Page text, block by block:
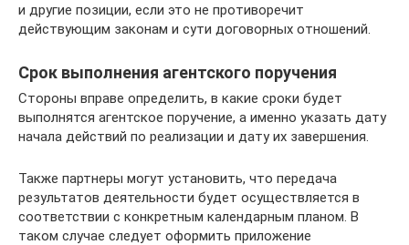
и другие позиции, если это не противоречит
действующим законам и сути договорных отношений.
Срок выполнения агентского поручения
Стороны вправе определить, в какие сроки будет
выполнятся агентское поручение, а именно указать дату
начала действий по реализации и дату их завершения.
Также партнеры могут установить, что передача
результатов деятельности будет осуществляется в
соответствии с конкретным календарным планом. В
таком случае следует оформить приложение